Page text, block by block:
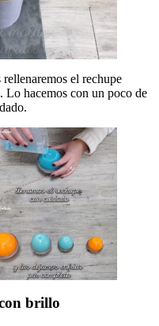
el rechupe
Lo hacemos con un poco de
brillo